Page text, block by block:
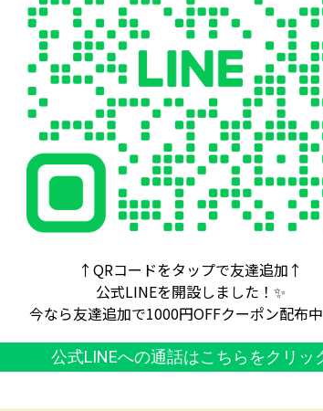
↑QRコードをタップで友達追加↑
公式LINEを開設しました！✨
今なら友達追加で1000円OFFクーポン配布
公式LINEへの通話はこちらをクリッ